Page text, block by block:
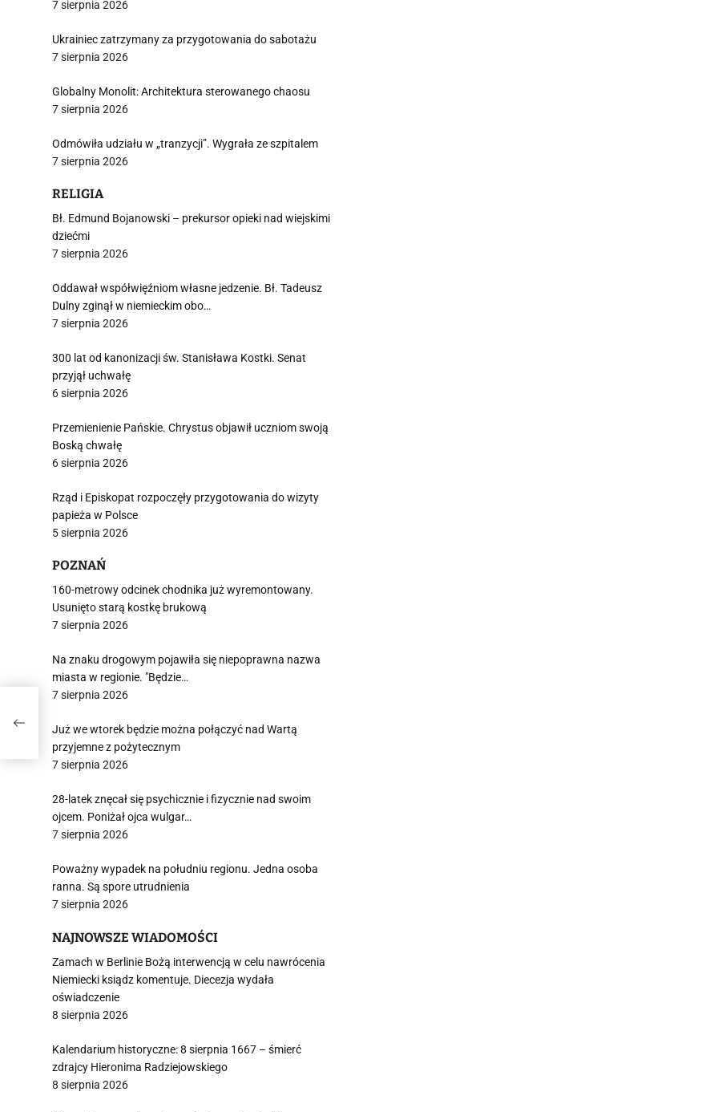
7 sierpnia 2026
Ukrainiec zatrzymany za przygotowania do sabotażu
7 sierpnia 2026
Globalny Monolit: Architektura sterowanego chaosu
7 sierpnia 2026
Odmówiła udziału w „tranzycji”. Wygrała ze szpitalem
7 sierpnia 2026
RELIGIA
Bł. Edmund Bojanowski – prekursor opieki nad wiejskimi
dziećmi
7 sierpnia 2026
Oddawał współwięźniom własne jedzenie. Bł. Tadeusz
Dulny zginął w niemieckim obo…
7 sierpnia 2026
300 lat od kanonizacji św. Stanisława Kostki. Senat
przyjął uchwałę
6 sierpnia 2026
Przemienienie Pańskie. Chrystus objawił uczniom swoją
Boską chwałę
6 sierpnia 2026
Rząd i Episkopat rozpoczęły przygotowania do wizyty
papieża w Polsce
5 sierpnia 2026
POZNAŃ
160-metrowy odcinek chodnika już wyremontowany.
Usunięto starą kostkę brukową
7 sierpnia 2026
Na znaku drogowym pojawiła się niepoprawna nazwa
miasta w regionie. "Będzie…
7 sierpnia 2026
Już we wtorek będzie można połączyć nad Wartą
przyjemne z pożytecznym
7 sierpnia 2026
28-latek znęcał się psychicznie i fizycznie nad swoim
ojcem. Poniżał ojca wulgar…
7 sierpnia 2026
Poważny wypadek na południu regionu. Jedna osoba
ranna. Są spore utrudnienia
7 sierpnia 2026
NAJNOWSZE WIADOMOŚCI
Zamach w Berlinie Bożą interwencją w celu nawrócenia
Niemiecki ksiądz komentuje. Diecezja wydała
oświadczenie
8 sierpnia 2026
Kalendarium historyczne: 8 sierpnia 1667 – śmierć
zdrajcy Hieronima Radziejowskiego
8 sierpnia 2026